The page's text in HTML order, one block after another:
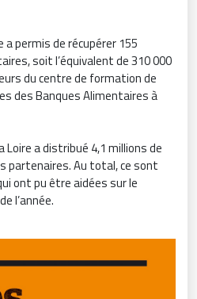
a permis de récupérer 155
soit l’équivalent de 310 000
du centre de formation de
des Banques Alimentaires à
Loire a distribué 4,1 millions de
partenaires. Au total, ce sont
ont pu être aidées sur le
l’année.